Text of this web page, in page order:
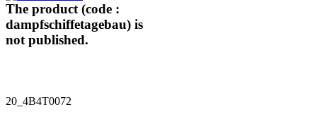
The product (code :
dampfschiffetagebau) is
not published.
20_4B4T0072